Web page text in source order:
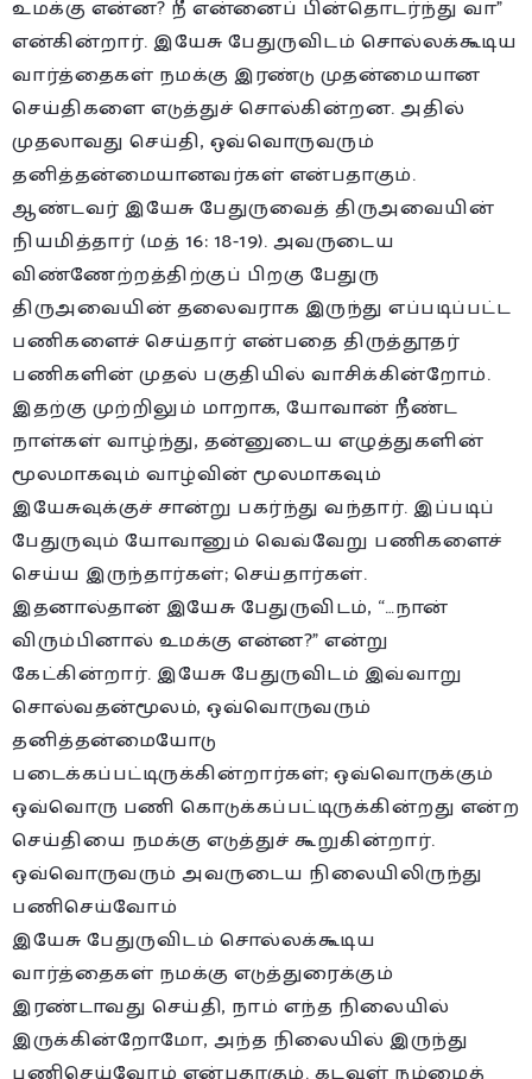
உமக்கு என்ன? நீ என்னைப் பின்தொடர்ந்து வா”
என்கின்றார். இயேசு பேதுருவிடம் சொல்லக்கூடிய
வார்த்தைகள் நமக்கு இரண்டு முதன்மையான
செய்திகளை எடுத்துச் சொல்கின்றன. அதில்
முதலாவது செய்தி, ஒவ்வொருவரும்
தனித்தன்மையானவர்கள் என்பதாகும்.
ஆண்டவர் இயேசு பேதுருவைத் திருஅவையின்
நியமித்தார் (மத் 16: 18-19). அவருடைய
விண்ணேற்றத்திற்குப் பிறகு பேதுரு
திருஅவையின் தலைவராக இருந்து எப்படிப்பட்ட
பணிகளைச் செய்தார் என்பதை திருத்தூதர்
பணிகளின் முதல் பகுதியில் வாசிக்கின்றோம்.
இதற்கு முற்றிலும் மாறாக, யோவான் நீண்ட
நாள்கள் வாழ்ந்து, தன்னுடைய எழுத்துகளின்
மூலமாகவும் வாழ்வின் மூலமாகவும்
இயேசுவுக்குச் சான்று பகர்ந்து வந்தார். இப்படிப்
பேதுருவும் யோவானும் வெவ்வேறு பணிகளைச்
செய்ய இருந்தார்கள்; செய்தார்கள்.
இதனால்தான் இயேசு பேதுருவிடம், “…நான்
விரும்பினால் உமக்கு என்ன?” என்று
கேட்கின்றார். இயேசு பேதுருவிடம் இவ்வாறு
சொல்வதன்மூலம், ஒவ்வொருவரும்
தனித்தன்மையோடு
படைக்கப்பட்டிருக்கின்றார்கள்; ஒவ்வொருக்கும்
ஒவ்வொரு பணி கொடுக்கப்பட்டிருக்கின்றது என்ற
செய்தியை நமக்கு எடுத்துச் கூறுகின்றார்.
ஒவ்வொருவரும் அவருடைய நிலையிலிருந்து
பணிசெய்வோம்
இயேசு பேதுருவிடம் சொல்லக்கூடிய
வார்த்தைகள் நமக்கு எடுத்துரைக்கும்
இரண்டாவது செய்தி, நாம் எந்த நிலையில்
இருக்கின்றோமோ, அந்த நிலையில் இருந்து